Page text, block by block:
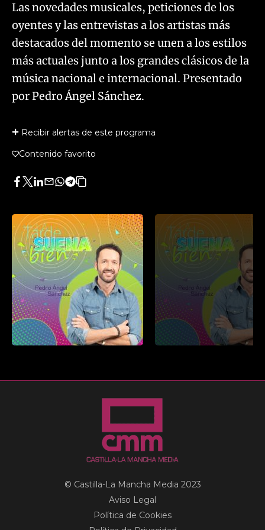
Las novedades musicales, peticiones de los
oyentes y las entrevistas a los artistas más
destacados del momento se unen a los estilos
más actuales junto a los grandes clásicos de la
música nacional e internacional. Presentado
por Pedro Ángel Sánchez.
Recibir alertas de este programa
Contenido favorito
Facebook
Twitter
LinkedIn
Enviar
Whatsapp
Telegram
Copiar
artículo
© Castilla-La Mancha Media 2023
Aviso Legal
Política de Cookies